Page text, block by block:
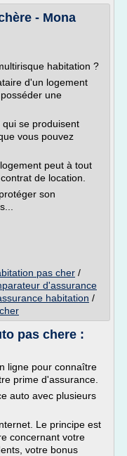
- Mona
habitation ?
d'un logement
une
se produisent
vous pouvez
peut à tout
de location.
son
pas cher /
d'assurance
habitation /
pas chere :
ligne pour connaître
prime d'assurance.
auto avec plusieurs
Le principe est
concernant votre
votre bonus